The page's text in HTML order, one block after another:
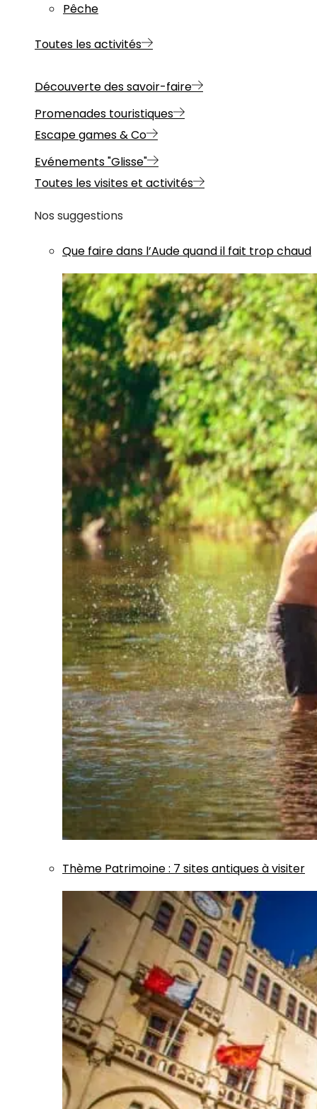
Pêche
Toutes les activités
Découverte des savoir-faire
Promenades touristiques
Escape games & Co
Evénements "Glisse"
Toutes les visites et activités
Nos suggestions
Que faire dans l’Aude quand il fait trop chaud
Thème Patrimoine: 7 sites antiques à visiter